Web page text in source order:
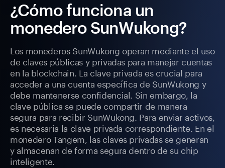
¿Cómo funciona un
monedero SunWukong?
Los monederos SunWukong operan mediante el uso
de claves públicas y privadas para manejar cuentas
en la blockchain. La clave privada es crucial para
acceder a una cuenta específica de SunWukong y
debe mantenerse confidencial. Sin embargo, la
clave pública se puede compartir de manera
segura para recibir SunWukong. Para enviar activos,
es necesaria la clave privada correspondiente. En el
monedero Tangem, las claves privadas se generan
y almacenan de forma segura dentro de su chip
inteligente.